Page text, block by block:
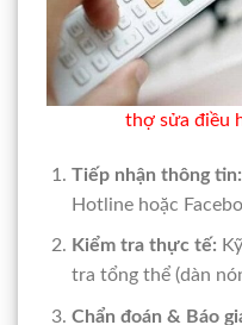
thợ sửa điều
Tiếp nhận thông tin:
Hotline hoặc
Kiểm tra thực tế:
tra tổng thể (dàn
Chẩn đoán & Báo